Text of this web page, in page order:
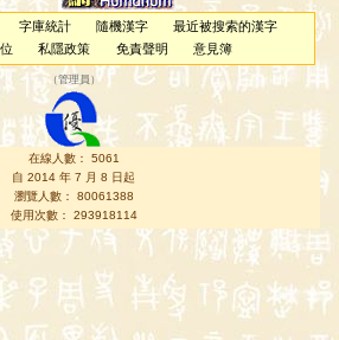
字庫統計 隨機漢字
最近被搜索的漢字
私隱政策 免責聲明 意見簿
（管理員 ）
在線人數： 5061
自 2014 年 7 月 8 日起
瀏覽人數： 80061388
使用次數： 293918114